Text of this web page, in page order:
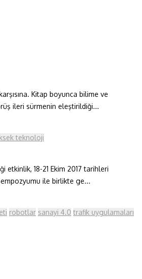
Kitap boyunca bilime ve
ileri sürmenin eleştirildiği...
teknoloji
etkinlik, 18-21 Ekim 2017 tarihleri
ile birlikte ge...
robotlar sanayi 4.0 trafik uygulamaları